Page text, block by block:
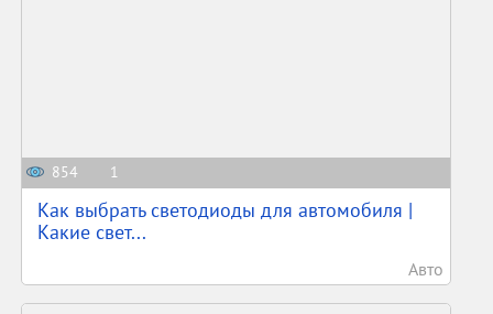
854 1
Как выбрать светодиоды для автомобиля |
Какие свет...
Авто